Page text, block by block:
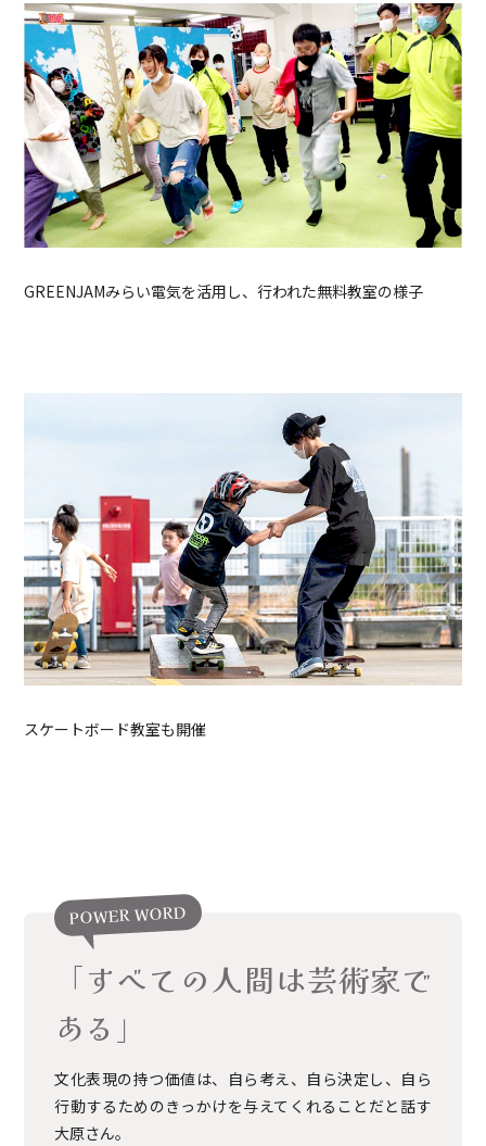
GREENJAMみらい電気を活用し、行われた無料教室の様子
スケートボード教室も開催
POWER WORD
「すべての人間は芸術家で
ある」
文化表現の持つ価値は、自ら考え、自ら決定し、自ら
行動するためのきっかけを与えてくれることだと話す
大原さん。